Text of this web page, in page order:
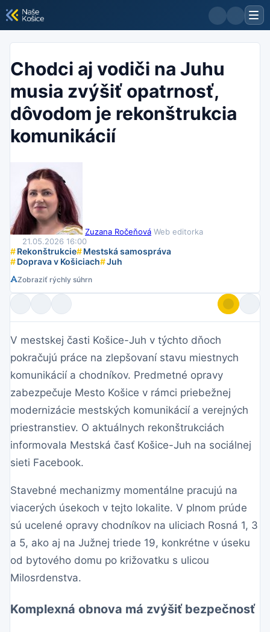
Chodci aj vodiči na Juhu
musia zvýšiť opatrnosť,
dôvodom je rekonštrukcia
komunikácií
Zuzana Ročeňová Web editorka
21.05.2026 16:00
#Rekonštrukcie#Mestská samospráva
#Doprava v Košiciach#Juh
Zobraziť rýchly súhrn
V mestskej časti Košice-Juh v týchto dňoch
pokračujú práce na zlepšovaní stavu miestnych
komunikácií a chodníkov. Predmetné opravy
zabezpečuje Mesto Košice v rámci priebežnej
modernizácie mestských komunikácií a verejných
priestranstiev. O aktuálnych rekonštrukciách
informovala Mestská časť Košice-Juh na sociálnej
sieti Facebook.
Stavebné mechanizmy momentálne pracujú na
viacerých úsekoch v tejto lokalite. V plnom prúde
sú ucelené opravy chodníkov na uliciach Rosná 1, 3
a 5, ako aj na Južnej triede 19, konkrétne v úseku
od bytového domu po križovatku s ulicou
Milosrdenstva.
Komplexná obnova má zvýšiť bezpečnosť